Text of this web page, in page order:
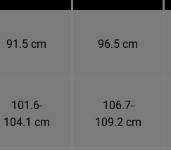
91.5 cm 96.5 cm
101.6-
104.1 cm
106.7-
109.2 cm